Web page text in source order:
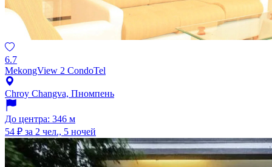
6.7
MekongView 2 CondoTel
Chroy Changva, Пномпень
До центра: 346 м
54 ₽ за 2 чел., 5 ночей